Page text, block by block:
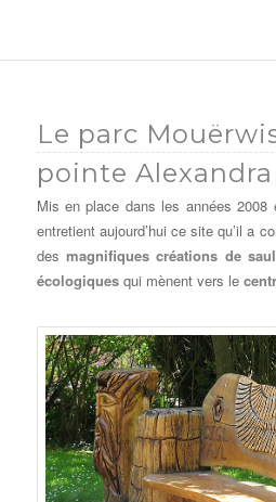
Le parc
pointe Alexandra
Mis en place dans les années 2008
entretient aujourd’hui ce site qu’il a
des magnifiques créations de
écologiquesqui mènent vers le